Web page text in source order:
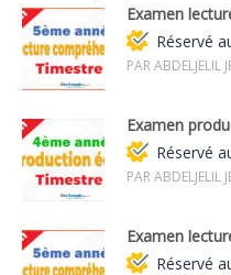
Examen
Réservé
PAR ABDELJELIL
Examen
Réservé
PAR ABDELJELIL
Examen
Réservé